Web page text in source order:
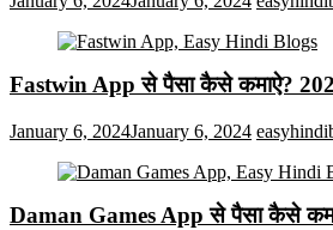
Fastwin App से पैसा कैसे कमाऐ?
January 6, 2024January 6, 2024
Daman Games App से पैसा कैसे